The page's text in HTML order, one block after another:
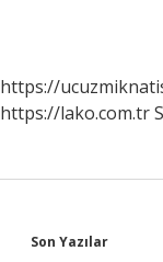
https://
https://lako.com.tr
Son Yazılar